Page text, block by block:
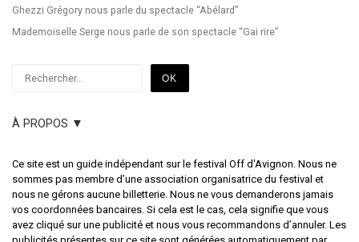
Ghezzi Grégory nous parle du spectacle “Abélard”
Mademoiselle Serge nous parle de son spectacle “Gai rire”
OK
À PROPOS ▼
Ce site est un guide indépendant sur le festival Off d'Avignon. Nous ne
sommes pas membre d’une association organisatrice du festival et
nous ne gérons aucune billetterie. Nous ne vous demanderons jamais
vos coordonnées bancaires. Si cela est le cas, cela signifie que vous
avez cliqué sur une publicité et nous vous recommandons d’annuler. Les